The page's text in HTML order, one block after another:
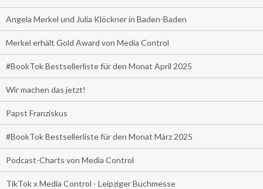
Angela Merkel und Julia Klöckner in Baden-Baden
Merkel erhält Gold Award von Media Control
#BookTok Bestsellerliste für den Monat April 2025
Wir machen das jetzt!
Papst Franziskus
#BookTok Bestsellerliste für den Monat März 2025
Podcast-Charts von Media Control
TikTok x Media Control - Leipziger Buchmesse